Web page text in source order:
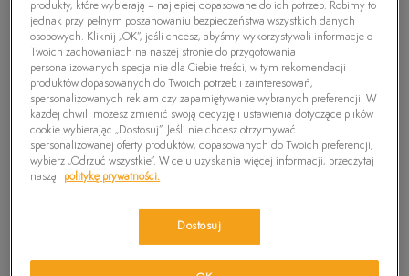
TIMBERLAND SWETER DNGAL/LMBSWL 1/2
ZIP
produkty, które wybierają – najlepiej dopasowane do ich potrzeb. Robimy to
jednak przy pełnym poszanowaniu bezpieczeństwa wszystkich danych
osobowych. Kliknij „OK”, jeśli chcesz, abyśmy wykorzystywali informacje o
Twoich zachowaniach na naszej stronie do przygotowania
personalizowanych specjalnie dla Ciebie treści, w tym rekomendacji
produktów dopasowanych do Twoich potrzeb i zainteresowań,
spersonalizowanych reklam czy zapamiętywanie wybranych preferencji. W
każdej chwili możesz zmienić swoją decyzję i ustawienia dotyczące plików
cookie wybierając „Dostosuj”. Jeśli nie chcesz otrzymywać
spersonalizowanej oferty produktów, dopasowanych do Twoich preferencji,
wybierz „Odrzuć wszystkie”. W celu uzyskania więcej informacji, przeczytaj
naszą
politykę prywatności.
Dostosuj